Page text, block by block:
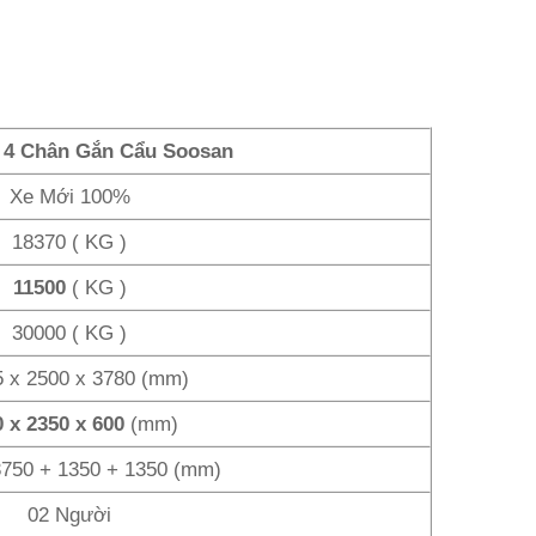
Chân Gắn Cẩu Soosan
Xe Mới 100%
18370 ( KG )
11500 ( KG )
30000 ( KG )
x 2500 x 3780 (mm)
x 2350 x 600 (mm)
+ 1350 + 1350 (mm)
02 Người